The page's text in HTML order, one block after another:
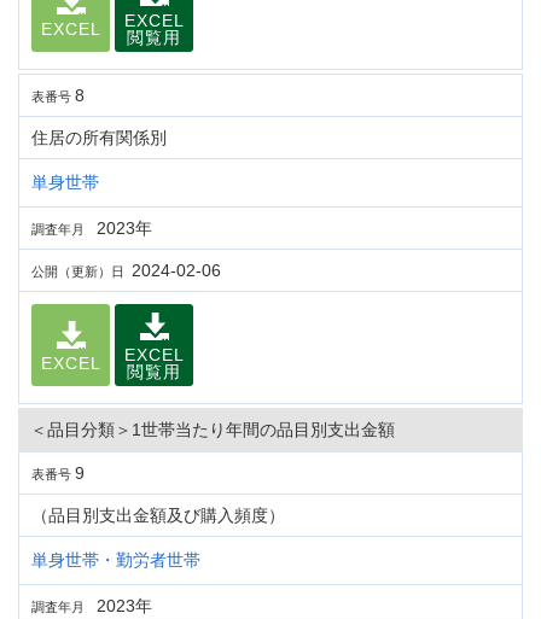
EXCEL
EXCEL
閲覧用
表番号 8
住居の所有関係別
単身世帯
調査年月 2023年
公開（更新）日 2024-02-06
EXCEL
EXCEL
閲覧用
＜品目分類＞1世帯当たり年間の品目別支出金額
表番号 9
（品目別支出金額及び購入頻度）
単身世帯・勤労者世帯
調査年月 2023年